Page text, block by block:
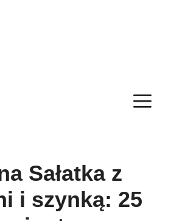
Sałatka z
i szynką: 25